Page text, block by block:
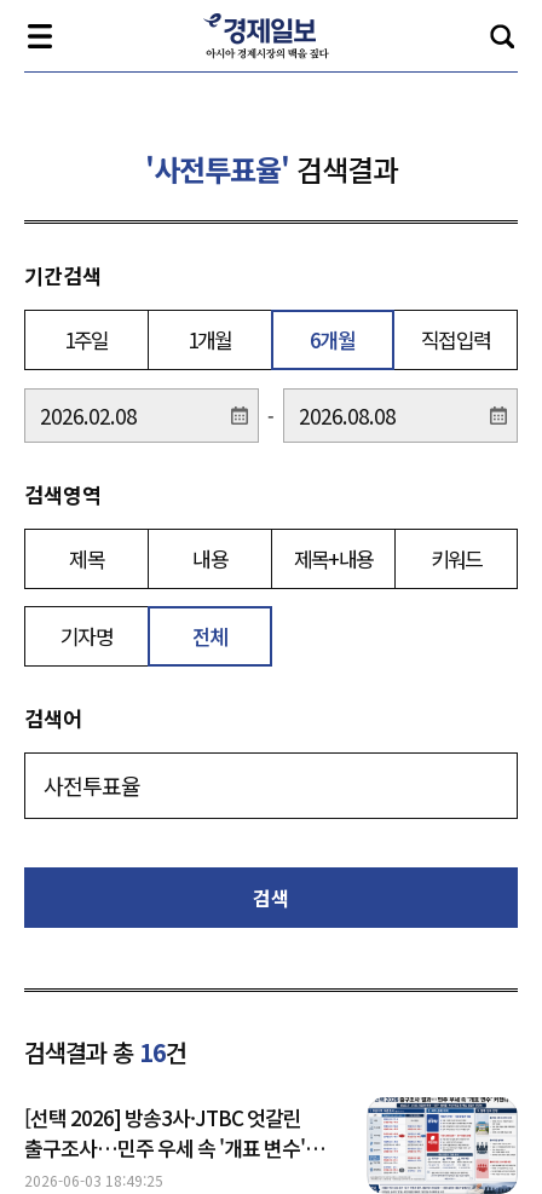
'사전투표율' 검색결과
기간검색
1주일 1개월 6개월 직접입력
-
검색영역
제목 내용 제목+내용 키워드
기자명 전체
검색어
검색
검색결과 총 16건
[선택 2026] 방송3사·JTBC 엇갈린
출구조사…민주 우세 속 '개표 변수'
커졌다
2026-06-03 18:49:25